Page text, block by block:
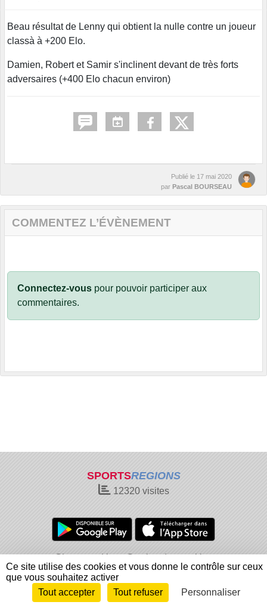
Beau résultat de Lenny qui obtient la nulle contre un joueur
classà à +200 Elo.
Damien, Robert et Samir s'inclinent devant de très forts
adversaires (+400 Elo chacun environ)
Publié le 17 mai 2020
par Pascal BOURSEAU
COMMENTEZ L’ÉVÈNEMENT
Connectez-vous pour pouvoir participer aux
commentaires.
SPORTSREGIONS
12320visites
Charte cookies
Gestion des cookies
Informations légales
Signaler un contenu inapproprié
Envie de participer ? Connexion
Ce site utilise des cookies et vous donne le contrôle sur ceux
que vous souhaitez activer
Tout accepter
Tout refuser Personnaliser